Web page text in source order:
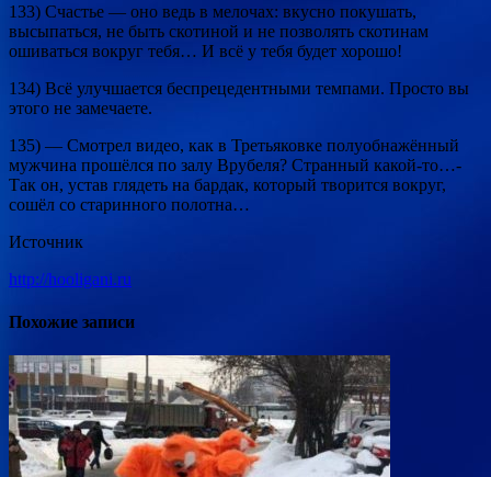
133) Счастье — оно ведь в мелочах: вкусно покушать,
высыпаться, не быть скотиной и не позволять скотинам
ошиваться вокруг тебя… И всё у тебя будет хорошо!
134) Всё улучшается беспрецедентными темпами. Просто вы
этого не замечаете.
135) — Смотрел видео, как в Третьяковке полуобнажённый
мужчина прошёлся по залу Врубеля? Странный какой-то…-
Так он, устав глядеть на бардак, который творится вокруг,
сошёл со старинного полотна…
Источник
http://hooligani.ru
Похожие записи